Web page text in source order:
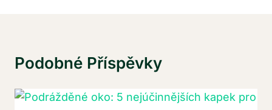
Podobné Příspěvky